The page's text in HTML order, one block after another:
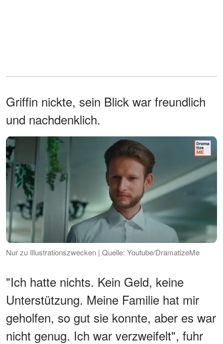
Griffin nickte, sein Blick war freundlich
und nachdenklich.
Nur zu Illustrationszwecken | Quelle: Youtube/DramatizeMe
"Ich hatte nichts. Kein Geld, keine
Unterstützung. Meine Familie hat mir
geholfen, so gut sie konnte, aber es war
nicht genug. Ich war verzweifelt", fuhr